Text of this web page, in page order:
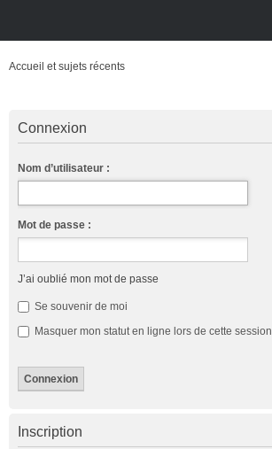
Accueil et sujets récents
Connexion
Nom d’utilisateur :
Mot de passe :
J’ai oublié mon mot de passe
Se souvenir de moi
Masquer mon statut en ligne lors de cette session
Inscription